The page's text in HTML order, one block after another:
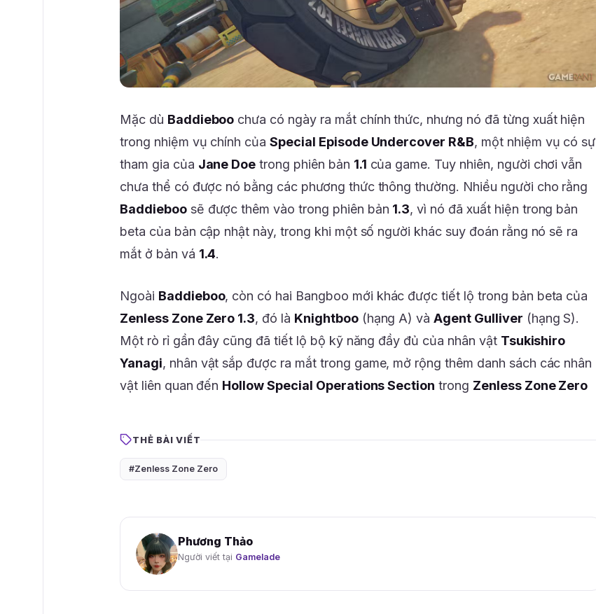
Mặc dù Baddieboo chưa có ngày ra mắt chính thức, nhưng nó đã từng xuất hiện
trong nhiệm vụ chính củaSpecial Episode Undercover R&B, một nhiệm vụ có sự
tham gia của Jane Doe trong phiên bản 1.1 của game. Tuy nhiên, người chơi vẫn
chưa thể có được nó bằng các phương thức thông thường. Nhiều người cho rằng
Baddieboosẽ được thêm vào trong phiên bản 1.3, vì nó đã xuất hiện trong bản
beta của bản cập nhật này, trong khi một số người khác suy đoán rằng nó sẽ ra
mắt ở bản vá 1.4.
Ngoài Baddieboo, còn có hai Bangboo mới khác được tiết lộ trong bản beta của
Zenless Zone Zero 1.3, đó là Knightboo(hạng A) vàAgent Gulliver (hạng S).
Một rò rỉ gần đây cũng đã tiết lộ bộ kỹ năng đầy đủ của nhân vật Tsukishiro
Yanagi, nhân vật sắp được ra mắt trong game, mở rộng thêm danh sách các nhân
vật liên quan đến Hollow Special Operations Section trong Zenless Zone Zero
THẺ BÀI VIẾT
#Zenless Zone Zero
Phương Thảo
Người viết tại Gamelade